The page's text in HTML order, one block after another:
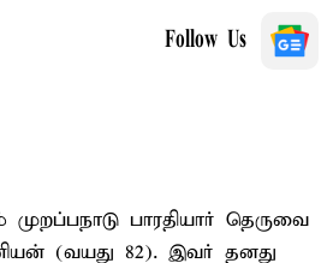
Follow Us
முறப்பநாடு பாரதியார் தெருவை
(வயது 82). இவர் தனது